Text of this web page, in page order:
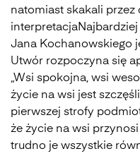
natomiast skakali przez
Jana Kochanowskiego
Utwór rozpoczyna się
„Wsi spokojna, wsi
życie na wsi jest
pierwszej strofy
że życie na wsi
trudno je wszystkie